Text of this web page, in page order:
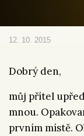
12. 10. 2015
Dobrý den,
můj přítel
mnou.
prvním místě.